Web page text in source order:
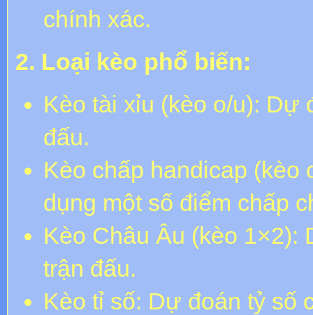
chính xác.
2. Loại kèo phổ biến:
Kèo tài xỉu (kèo o/u): Dự
đấu.
Kèo chấp handicap (kèo
dụng một số điểm chấp
Kèo Châu Âu (kèo 1×2):
trận đấu.
Kèo tỉ số: Dự đoán tỷ số